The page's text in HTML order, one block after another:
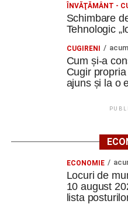
ÎNVĂŢĂMÂNT -
Schimbare
Tehnologic
CUGIRENI
Cum și-a
Cugir
ajuns și la o
ECONOMIE
Locuri de
10 august
lista